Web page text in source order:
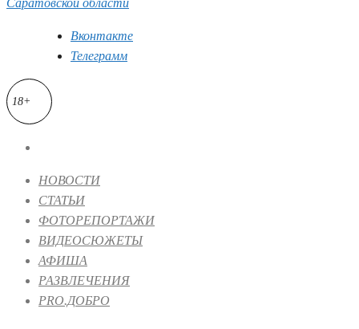
Вконтакте
Телеграмм
18+
НОВОСТИ
СТАТЬИ
ФОТОРЕПОРТАЖИ
ВИДЕОСЮЖЕТЫ
АФИША
РАЗВЛЕЧЕНИЯ
PRO.ДОБРО